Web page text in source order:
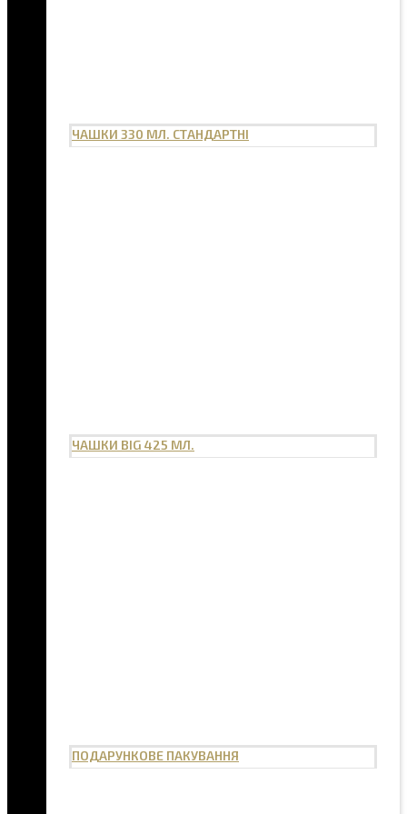
ЧАШКИ 330 МЛ. СТАНДАРТНІ
ЧАШКИ BIG 425 МЛ.
ПОДАРУНКОВЕ ПАКУВАННЯ